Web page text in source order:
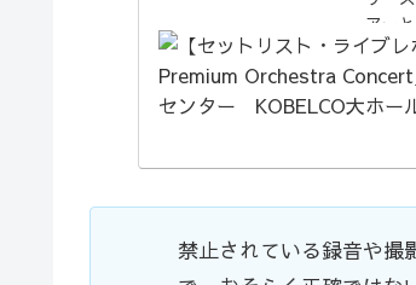
アー
いま
禁止されている録音や撮